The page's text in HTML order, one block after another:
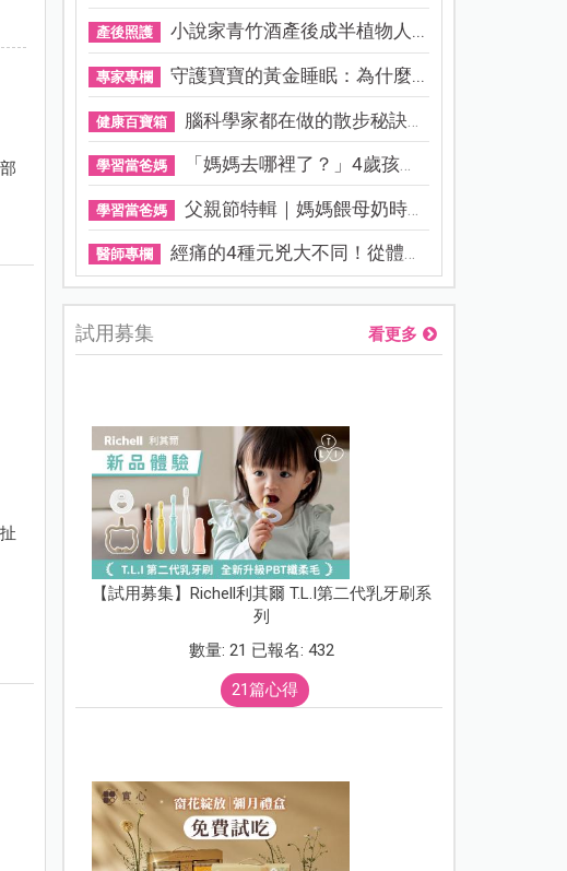
產後照護 小說家青竹酒產後成半植物人...
專家專欄 守護寶寶的黃金睡眠：為什麼...
健康百寶箱 腦科學家都在做的散步秘訣！...
學習當爸媽 「媽媽去哪裡了？」4歲孩子還...
學習當爸媽 父親節特輯｜媽媽餵母奶時，...
醫師專欄 經痛的4種元兇大不同！從體質...
試用募集 看更多
【試用募集】Richell利其爾 T.L.I第二代乳牙刷系
列
數量: 21 已報名: 432
21篇心得